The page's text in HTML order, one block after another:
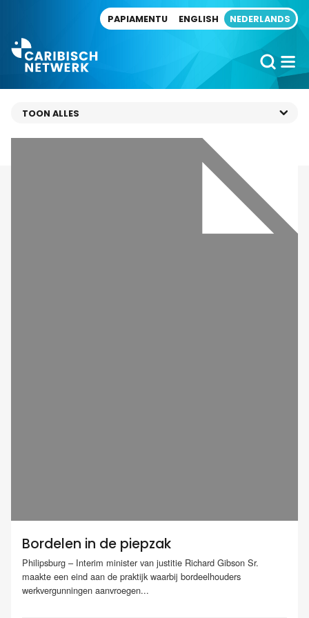
PAPIAMENTU ENGLISH NEDERLANDS
Bordelen in de piepzak
Philipsburg – Interim minister van justitie Richard Gibson Sr.
maakte een eind aan de praktijk waarbij bordeelhouders
werkvergunningen aanvroegen...